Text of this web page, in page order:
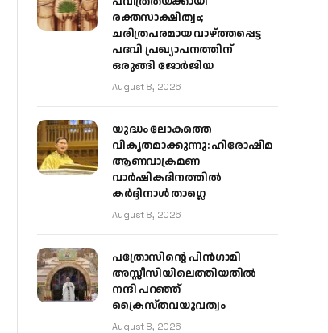
രക്തസാക്ഷിത്വം;
ചരിത്രപരമായ വാഴ്ത്തപ്പെട്ട
പദവി പ്രഖ്യാപനത്തിന്
ഒരുങ്ങി ജോര്‍ജിയ
August 8, 2026
യുദ്ധം ലോകത്തെ
വികൃതമാക്കുന്നു: ഹിരോഷിമ
ആണവാക്രമണ
വാർഷികദിനത്തിൽ
കർദ്ദിനാൾ താഗ്ലെ
August 8, 2026
പത്രോസിന്റെ പിൻഗാമി
അസ്സീസിയിലെത്തിയതിൽ
നന്ദി പറഞ്ഞ്
ക്രൈസ്തവയുവത്വം
August 8, 2026